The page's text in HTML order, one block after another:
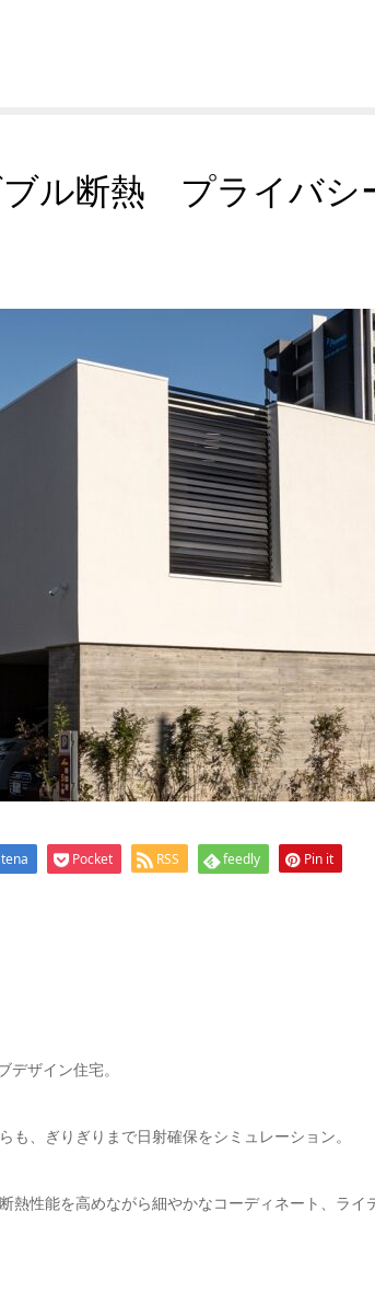
ブル断熱 プライバシ
Pocket RSS feedly Pin it
ザイン住宅。
、ぎりぎりまで日射確保をシミュレーション。
熱性能を高めながら細やかなコーディネート、ライ